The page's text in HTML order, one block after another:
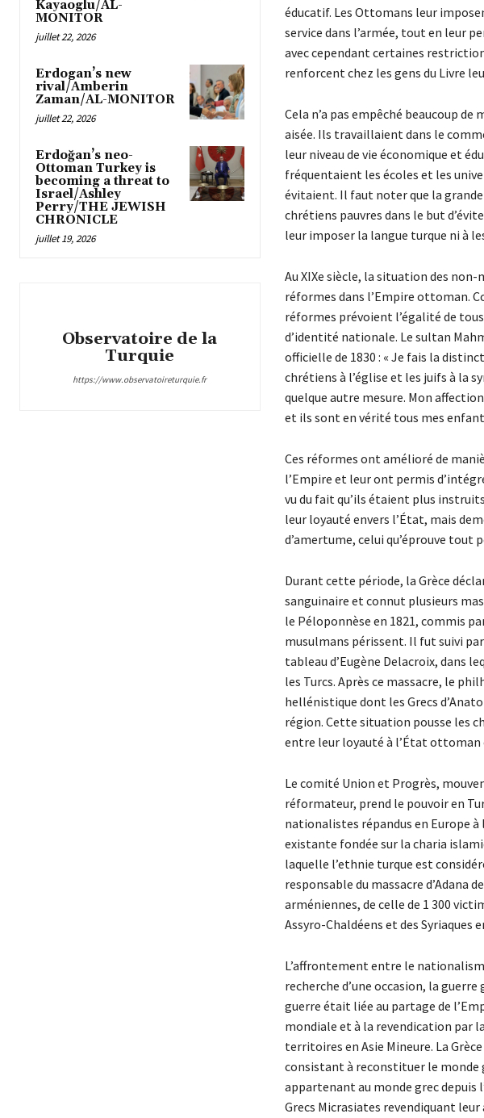
Kayaoglu/AL-
MONITOR
juillet 22, 2026
Erdogan’s new
rival/Amberin
Zaman/AL-MONITOR
juillet 22, 2026
Erdoğan’s neo-
Ottoman Turkey is
becoming a threat to
Israel/Ashley
Perry/THE JEWISH
CHRONICLE
juillet 19, 2026
Observatoire de la
Turquie
https://www.observatoireturquie.fr
éducatif. Les Ottomans leur
service dans l’armée, tout en leur
avec cependant certaines
renforcent chez les gens du Livre
Cela n’a pas empêché beaucoup
aisée. Ils travaillaient dans le
leur niveau de vie économique et
fréquentaient les écoles et les
évitaient. Il faut noter que la
chrétiens pauvres dans le but
leur imposer la langue turque ni à
Au XIXe siècle, la situation des
réformes dans l’Empire ottoman.
réformes prévoient l’égalité de
d’identité nationale. Le sultan
officielle de 1830 : « Je fais la
chrétiens à l’église et les juifs à la
quelque autre mesure. Mon
et ils sont en vérité tous mes
Ces réformes ont amélioré de
l’Empire et leur ont permis
vu du fait qu’ils étaient plus
leur loyauté envers l’État, mais
d’amertume, celui qu’éprouve tout
Durant cette période, la Grèce
sanguinaire et connut plusieurs
le Péloponnèse en 1821, commis
musulmans périssent. Il fut suivi
tableau d’Eugène Delacroix, dans
les Turcs. Après ce massacre, le
hellénistique dont les Grecs
région. Cette situation pousse les
entre leur loyauté à l’État ottoman
Le comité Union et Progrès,
réformateur, prend le pouvoir en
nationalistes répandus en Europe à
existante fondée sur la charia
laquelle l’ethnie turque est
responsable du massacre d’Adana
arméniennes, de celle de 1 300
Assyro-Chaldéens et des Syriaques
L’affrontement entre le
recherche d’une occasion, la
guerre était liée au partage de
mondiale et à la revendication par
territoires en Asie Mineure. La
consistant à reconstituer le monde
appartenant au monde grec depuis
Grecs Micrasiates revendiquant